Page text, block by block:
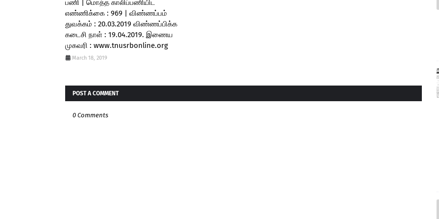
பணி | மொத்த காலிப்பணியிட
எண்ணிக்கை : 969 | விண்ணப்பம்
துவக்கம் : 20.03.2019 விண்ணப்பிக்க
கடைசி நாள் : 19.04.2019. இணைய
முகவரி : www.tnusrbonline.org
March 18, 2019
POST A COMMENT
0 Comments